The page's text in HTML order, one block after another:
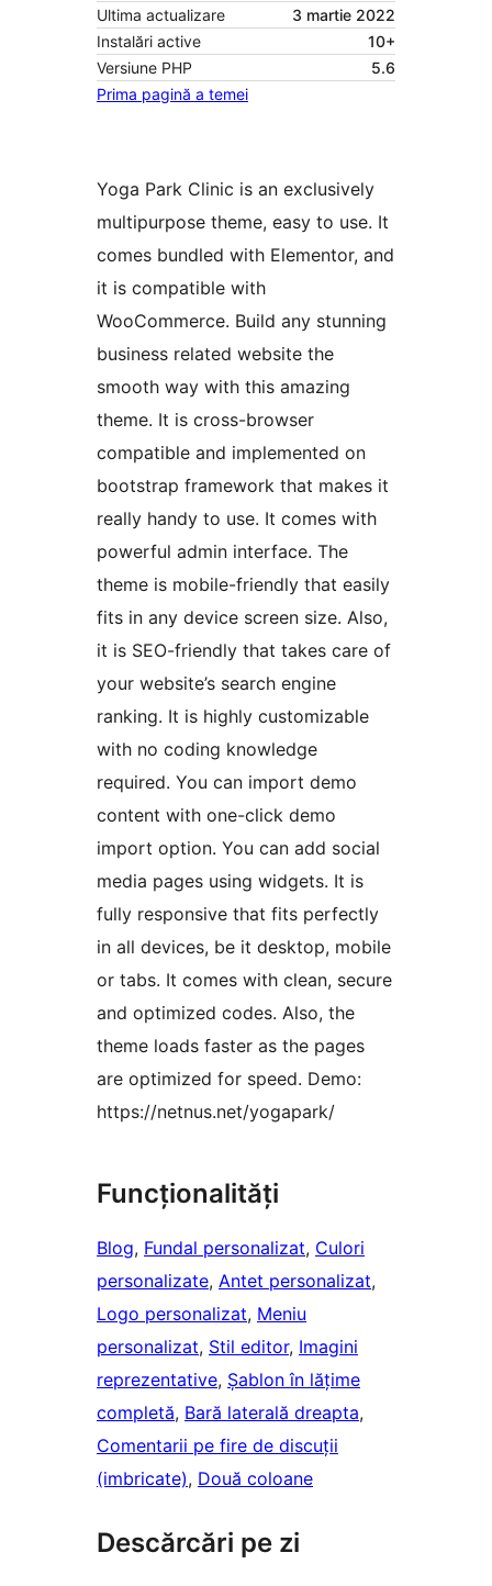
Ultima actualizare
3 martie 2022
Instalări active
10+
Versiune PHP
5.6
Prima pagină a temei
Yoga Park Clinic is an exclusively
multipurpose theme, easy to use. It
comes bundled with Elementor, and
it is compatible with
WooCommerce. Build any stunning
business related website the
smooth way with this amazing
theme. It is cross-browser
compatible and implemented on
bootstrap framework that makes it
really handy to use. It comes with
powerful admin interface. The
theme is mobile-friendly that easily
fits in any device screen size. Also,
it is SEO-friendly that takes care of
your website’s search engine
ranking. It is highly customizable
with no coding knowledge
required. You can import demo
content with one-click demo
import option. You can add social
media pages using widgets. It is
fully responsive that fits perfectly
in all devices, be it desktop, mobile
or tabs. It comes with clean, secure
and optimized codes. Also, the
theme loads faster as the pages
are optimized for speed. Demo:
https://netnus.net/yogapark/
Funcționalități
Blog, Fundal personalizat, Culori
personalizate, Antet personalizat
Logo personalizat, Meniu
personalizat, Stil editor, Imagini
reprezentative, Șablon în lățime
completă, Bară laterală dreapta
Comentarii pe fire de discuții
(imbricate), Două coloane
Descărcări pe zi